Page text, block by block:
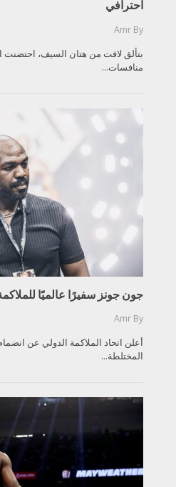
احترافي
By
Amr
بتألق لافت من هتان السيف، احتضنت
منافسات...
جون جونز سفيرًا عالميًا
By
Amr
أعلن اتحاد الملاكمة الدولي عن
المختلطة...